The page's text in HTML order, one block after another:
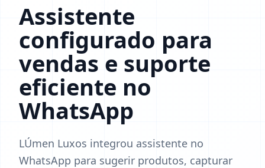
Assistente
configurado para
vendas e suporte
eficiente no
WhatsApp
LÚmen Luxos integrou assistente no
WhatsApp para sugerir produtos, capturar